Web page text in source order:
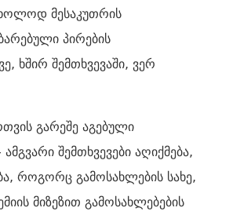
მესაკუთრის
პირების
ხშირ შემთხვევაში, ვერ
გარეშე აგებული
შემთხვევები აღიქმება,
როგორც გამოსახლების სახე,
მიზეზით გამოსახლებების